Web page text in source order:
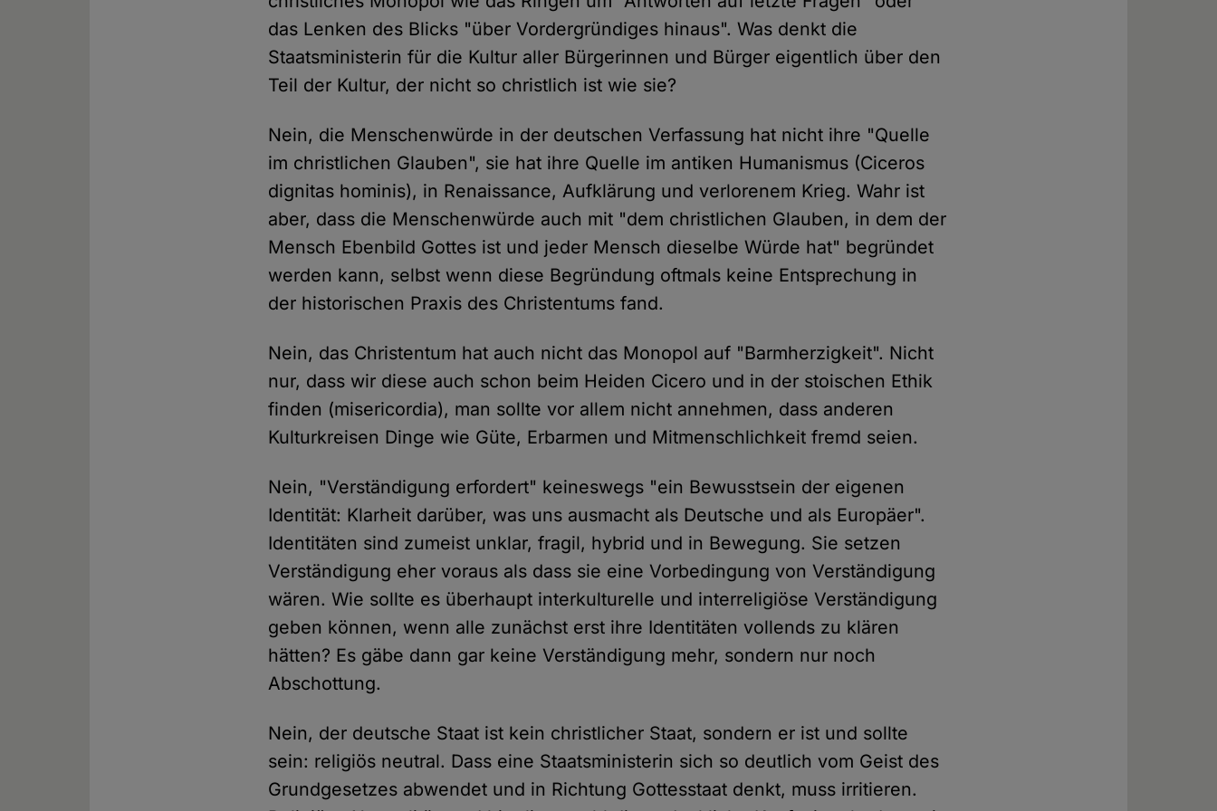
das Lenken des Blicks "über Vordergründiges hinaus". Was denkt die
Staatsministerin für die Kultur aller Bürgerinnen und Bürger eigentlich über den
Teil der Kultur, der nicht so christlich ist wie sie?
Nein, die Menschenwürde in der deutschen Verfassung hat nicht ihre "Quelle
im christlichen Glauben", sie hat ihre Quelle im antiken Humanismus (Ciceros
dignitas hominis), in Renaissance, Aufklärung und verlorenem Krieg. Wahr ist
aber, dass die Menschenwürde auch mit "dem christlichen Glauben, in dem der
Mensch Ebenbild Gottes ist und jeder Mensch dieselbe Würde hat" begründet
werden kann, selbst wenn diese Begründung oftmals keine Entsprechung in
der historischen Praxis des Christentums fand.
Nein, das Christentum hat auch nicht das Monopol auf "Barmherzigkeit". Nicht
nur, dass wir diese auch schon beim Heiden Cicero und in der stoischen Ethik
finden (misericordia), man sollte vor allem nicht annehmen, dass anderen
Kulturkreisen Dinge wie Güte, Erbarmen und Mitmenschlichkeit fremd seien.
Nein, "Verständigung erfordert" keineswegs "ein Bewusstsein der eigenen
Identität: Klarheit darüber, was uns ausmacht als Deutsche und als Europäer".
Identitäten sind zumeist unklar, fragil, hybrid und in Bewegung. Sie setzen
Verständigung eher voraus als dass sie eine Vorbedingung von Verständigung
wären. Wie sollte es überhaupt interkulturelle und interreligiöse Verständigung
geben können, wenn alle zunächst erst ihre Identitäten vollends zu klären
hätten? Es gäbe dann gar keine Verständigung mehr, sondern nur noch
Abschottung.
Nein, der deutsche Staat ist kein christlicher Staat, sondern er ist und sollte
sein: religiös neutral. Dass eine Staatsministerin sich so deutlich vom Geist des
Grundgesetzes abwendet und in Richtung Gottesstaat denkt, muss irritieren.